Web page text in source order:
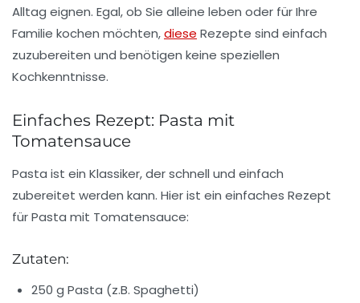
Alltag eignen. Egal, ob Sie alleine leben oder für Ihre
Familie kochen möchten,diese Rezepte sind einfach
zuzubereiten und benötigen keine speziellen
Kochkenntnisse.
Einfaches Rezept: Pasta mit
Tomatensauce
Pasta ist ein Klassiker, der schnell und einfach
zubereitet werden kann. Hier ist ein einfaches Rezept
für Pasta mit Tomatensauce:
Zutaten:
250 g Pasta (z.B. Spaghetti)